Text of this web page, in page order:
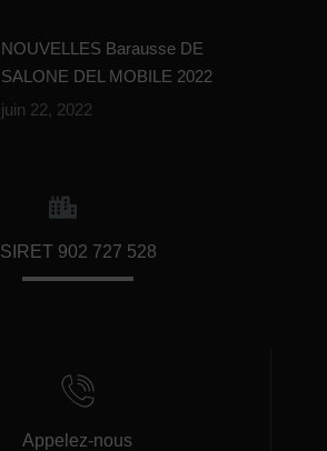
NOUVELLES Barausse DE
SALONE DEL MOBILE 2022
juin 22, 2022
SIRET 902 727 528
Appelez-nous